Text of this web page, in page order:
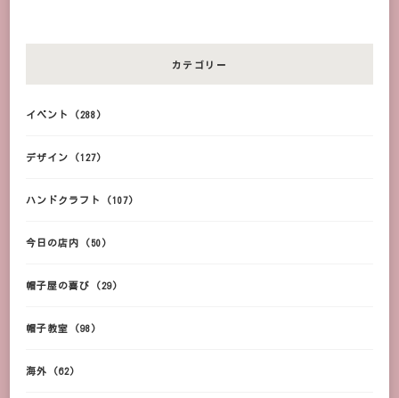
カテゴリー
イベント (288)
デザイン (127)
ハンドクラフト (107)
今日の店内 (50)
帽子屋の喜び (29)
帽子教室 (98)
海外 (62)